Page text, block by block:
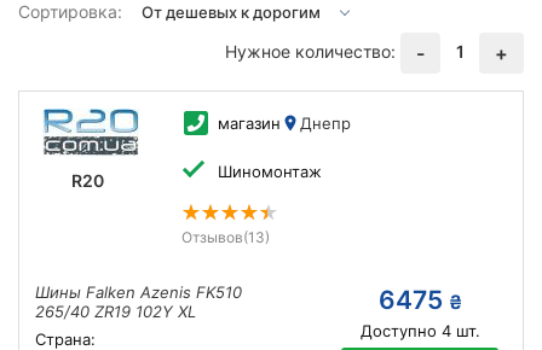
Сортировка:
Нужное количество:
- 1 +
R20
магазин Днепр
Шиномонтаж
Отзывов(13)
Шины Falken Azenis FK510
265/40 ZR19 102Y XL
Страна:
6475 ₴
Доступно 4шт.